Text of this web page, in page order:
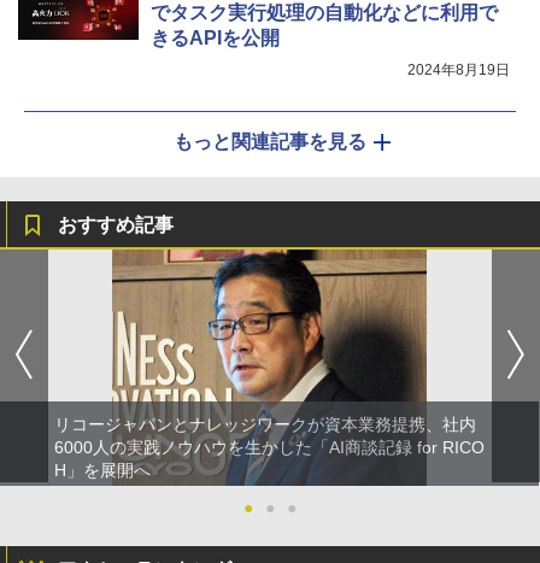
でタスク実行処理の自動化などに利用で
きるAPIを公開
2024年8月19日
もっと関連記事を見る
おすすめ記事
リコージャパンとナレッジワークが資本業務提携、社内
6000人の実践ノウハウを生かした「AI商談記録 for RICO
H」を展開へ
●
● ●